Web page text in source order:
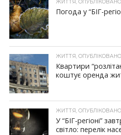
ЖИТТЯ, ОПУБЛІКОВАНО
Погода у “БІГ-
ЖИТТЯ, ОПУБЛІКОВАНО
Квартири
коштує оренда
ЖИТТЯ, ОПУБЛІКОВАНО
У “БІГ-регіоні”
світло: перелік